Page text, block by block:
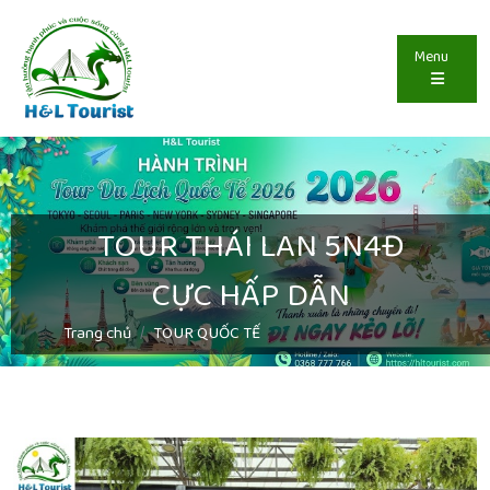
Menu
TOUR THÁI LAN 5N4Đ
CỰC HẤP DẪN
Trang chủ TOUR QUỐC TẾ